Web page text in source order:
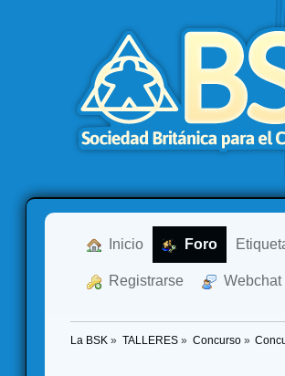
Inicio Foro
Registrarse Webchat
La BSK » TALLERES» Concurso»